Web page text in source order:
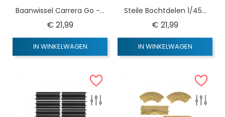
Baanwissel Carrera Go -...
€ 21,99Prijs
IN WINKELWAGEN
Steile Bochtdelen 1/45...
€ 21,99Prijs
IN WINKELWAGEN